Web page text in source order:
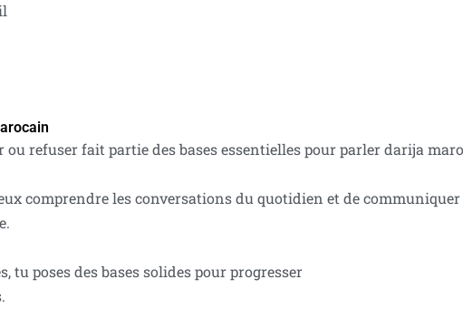
ou refuser fait partie des bases essentielles pour parler darija
comprendre les conversations du quotidien et de communiquer
poses des bases solides pour progresser